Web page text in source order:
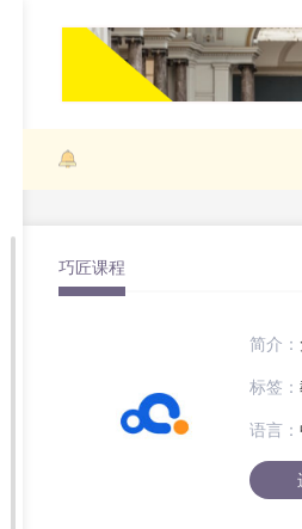
巧匠课程
简介：
标签：
语言：